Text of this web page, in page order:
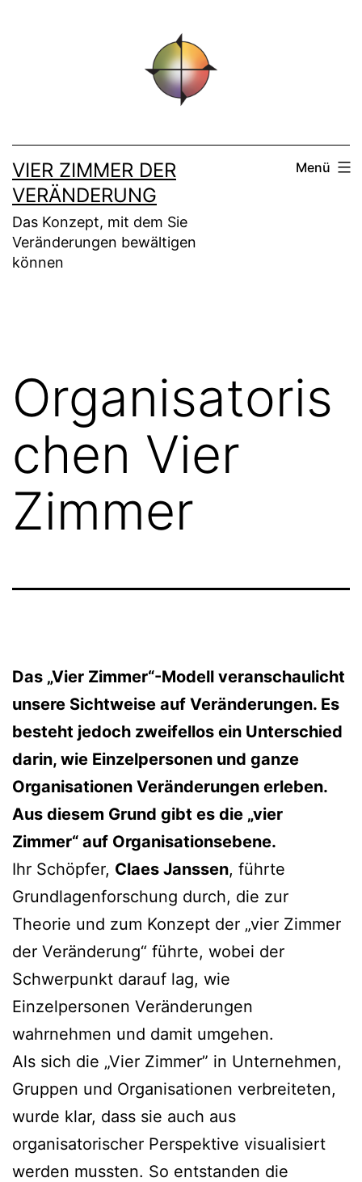
VIER ZIMMER DER
VERÄNDERUNG
Das Konzept, mit dem Sie
Veränderungen bewältigen
können
Menü
Organisatoris
chen Vier
Zimmer
Das „Vier Zimmer“-Modell veranschaulicht
unsere Sichtweise auf Veränderungen. Es
besteht jedoch zweifellos ein Unterschied
darin, wie Einzelpersonen und ganze
Organisationen Veränderungen erleben.
Aus diesem Grund gibt es die „vier
Zimmer“ auf Organisationsebene.
Ihr Schöpfer, Claes Janssen, führte
Grundlagenforschung durch, die zur
Theorie und zum Konzept der „vier Zimmer
der Veränderung“ führte, wobei der
Schwerpunkt darauf lag, wie
Einzelpersonen Veränderungen
wahrnehmen und damit umgehen.
Als sich die „Vier Zimmer” in Unternehmen,
Gruppen und Organisationen verbreiteten,
wurde klar, dass sie auch aus
organisatorischer Perspektive visualisiert
werden mussten. So entstanden die